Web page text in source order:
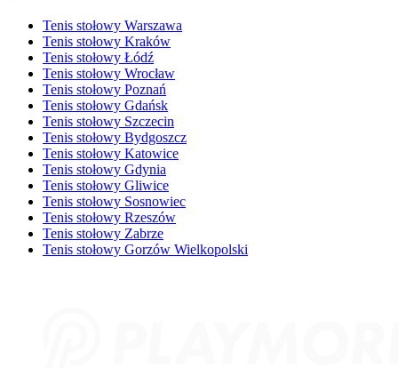
Tenis stołowy Warszawa
Tenis stołowy Kraków
Tenis stołowy Łódź
Tenis stołowy Wrocław
Tenis stołowy Poznań
Tenis stołowy Gdańsk
Tenis stołowy Szczecin
Tenis stołowy Bydgoszcz
Tenis stołowy Katowice
Tenis stołowy Gdynia
Tenis stołowy Gliwice
Tenis stołowy Sosnowiec
Tenis stołowy Rzeszów
Tenis stołowy Zabrze
Tenis stołowy Gorzów Wielkopolski